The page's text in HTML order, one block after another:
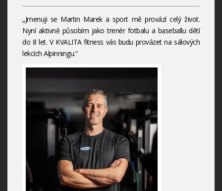
„Jmenuji se Martin Marek a sport mě provází celý život.
Nyní aktivně působím jako trenér fotbalu a baseballu dětí
do 8 let. V KVALITA fitness vás budu provázet na sálových
lekcích Alpinningu.“